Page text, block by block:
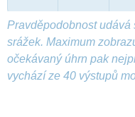
Pravděpodobnost udává
srážek. Maximum
očekávaný úhrn pak
vychází ze 40 výstupů